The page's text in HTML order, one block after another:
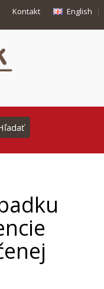
Kontakt English